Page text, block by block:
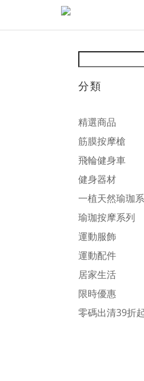
分類
精選商品
筋膜按摩槍
飛輪健身車
健身器材
一植天然瑜珈
瑜珈按摩系列
運動服飾
運動配件
居家生活
限時優惠
零碼出清39折